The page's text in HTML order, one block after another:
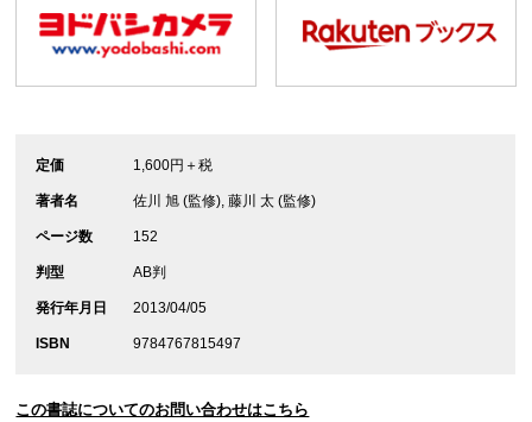
定価 1,600円＋税
著者名 佐川 旭 (監修), 藤川 太 (監修)
ページ数 152
判型 AB判
発行年月日 2013/04/05
ISBN 9784767815497
この書誌についてのお問い合わせはこちら